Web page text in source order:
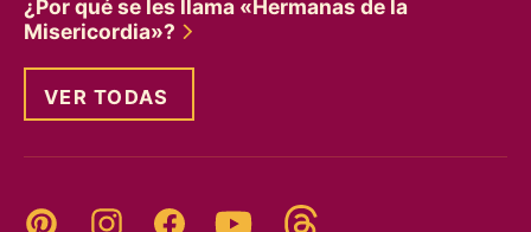
¿Por qué se les llama «Hermanas de la
Misericordia»?
VER TODAS
Pinterest InstagramFacebookYouTube